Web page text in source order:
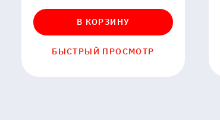
В КОРЗИНУ
БЫСТРЫЙ ПРОСМОТР